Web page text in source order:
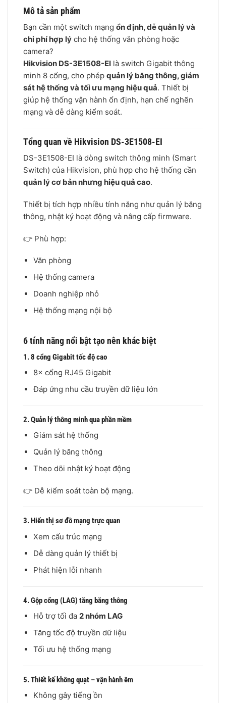
Mô tả sản phẩm
Bạn cần một switch mạng ổn định, dễ quản lý và
chi phí hợp lý cho hệ thống văn phòng hoặc
camera?
Hikvision DS-3E1508-EI là switch Gigabit thông
minh 8 cổng, cho phép quản lý băng thông, giám
sát hệ thống và tối ưu mạng hiệu quả. Thiết bị
giúp hệ thống vận hành ổn định, hạn chế nghẽn
mạng và dễ dàng kiểm soát.
Tổng quan về Hikvision DS-3E1508-EI
DS-3E1508-EI là dòng switch thông minh (Smart
Switch) của Hikvision, phù hợp cho hệ thống cần
quản lý cơ bản nhưng hiệu quả cao.
Thiết bị tích hợp nhiều tính năng như quản lý băng
thông, nhật ký hoạt động và nâng cấp firmware.
👉 Phù hợp:
Văn phòng
Hệ thống camera
Doanh nghiệp nhỏ
Hệ thống mạng nội bộ
6 tính năng nổi bật tạo nên khác biệt
1. 8 cổng Gigabit tốc độ cao
8× cổng RJ45 Gigabit
Đáp ứng nhu cầu truyền dữ liệu lớn
2. Quản lý thông minh qua phần mềm
Giám sát hệ thống
Quản lý băng thông
Theo dõi nhật ký hoạt động
👉 Dễ kiểm soát toàn bộ mạng.
3. Hiển thị sơ đồ mạng trực quan
Xem cấu trúc mạng
Dễ dàng quản lý thiết bị
Phát hiện lỗi nhanh
4. Gộp cổng (LAG) tăng băng thông
Hỗ trợ tối đa 2 nhóm LAG
Tăng tốc độ truyền dữ liệu
Tối ưu hệ thống mạng
5. Thiết kế không quạt – vận hành êm
Không gây tiếng ồn